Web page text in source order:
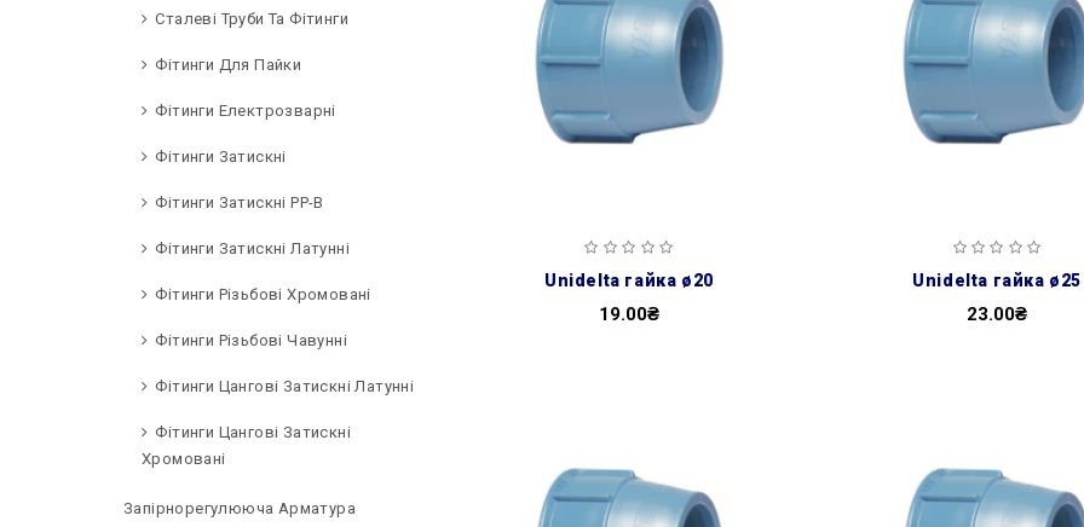
Сталеві Труби Та Фітинги
Фітинги Для Пайки
Фітинги Електрозварні
Фітинги Затискні
Фітинги Затискні PP-B
Фітинги Затискні Латунні
Фітинги Різьбові Хромовані
Фітинги Різьбові Чавунні
Фітинги Цангові Затискні Латунні
Фітинги Цангові Затискні
Хромовані
Запірнорегулююча Арматура
unidelta гайка ø20
19.00₴
unidelta гайка ø25
23.00₴